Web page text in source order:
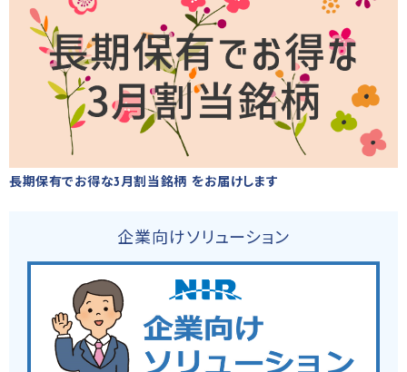
長期保有でお得な3月割当銘柄 をお届けします
企業向けソリューション